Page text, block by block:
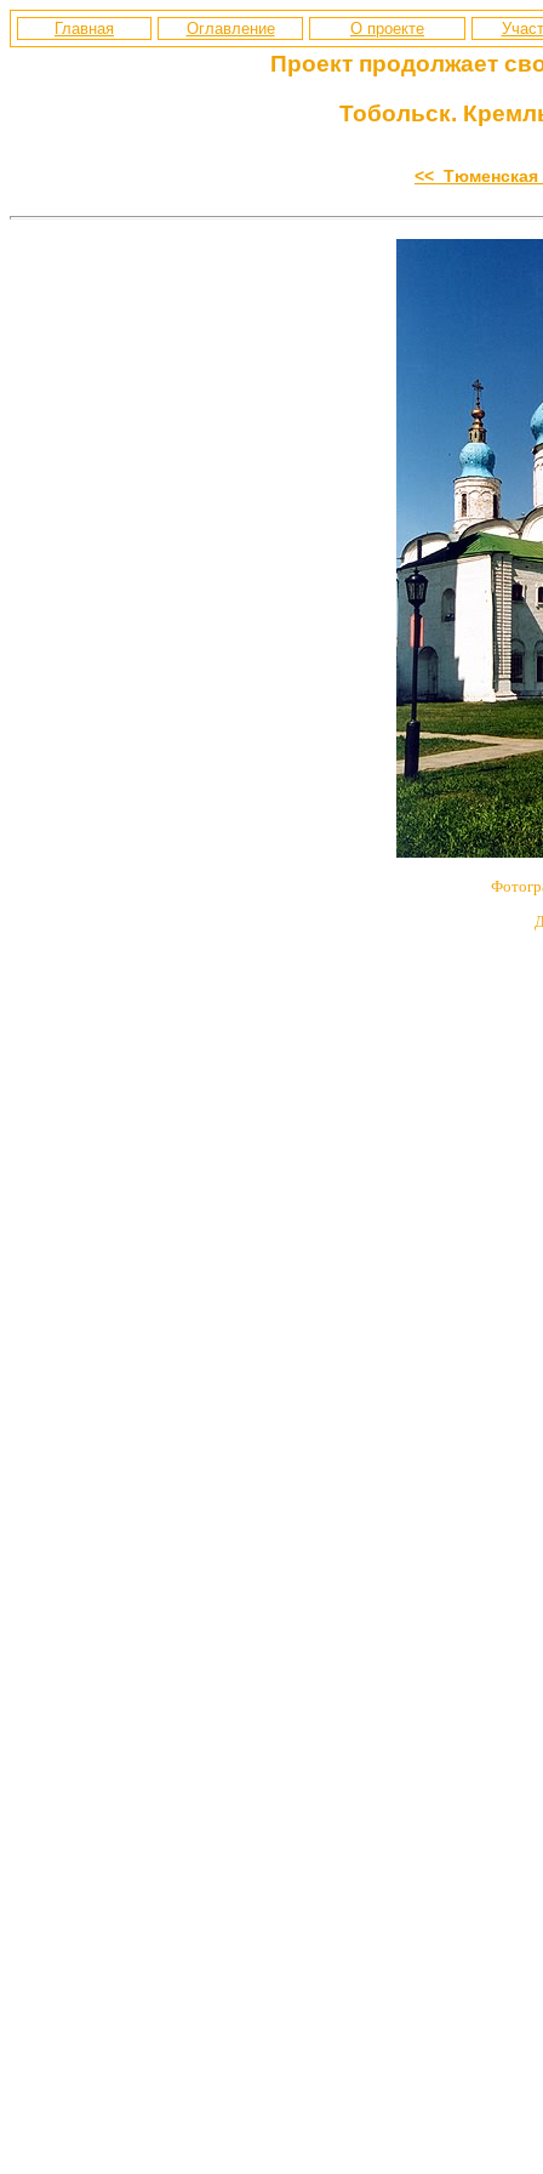
Главная Оглавление О проекте
Проект продолжает
Тобольск.
<< Тюменская